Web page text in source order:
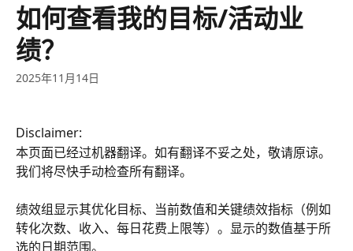
如何查看我的目标/活动业
绩？
2025年11月14日
Disclaimer:
本页面已经过机器翻译。如有翻译不妥之处，敬请原谅。
我们将尽快手动检查所有翻译。
绩效组显示其优化目标、当前数值和关键绩效指标（例如
转化次数、收入、每日花费上限等）。显示的数值基于所
选的日期范围。